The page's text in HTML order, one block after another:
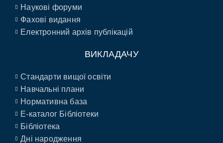
Наукові форуми
Фахові видання
Електронний архів публікацій
ВИКЛАДАЧУ
Стандарти вищої освіти
Навчальні плани
Нормативна база
E-каталог Бібліотеки
Бібліотека
Дні народження